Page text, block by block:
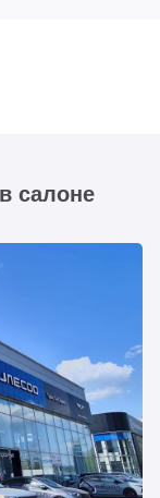
салоне